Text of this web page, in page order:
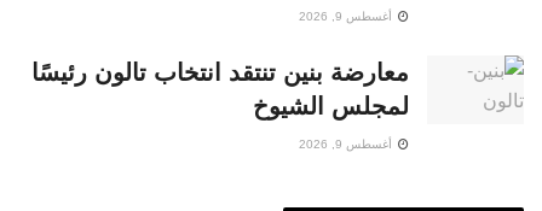
أغسطس 9, 2026
معارضة بنين تنتقد انتخاب تالون رئيسًا
لمجلس الشيوخ
أغسطس 9, 2026